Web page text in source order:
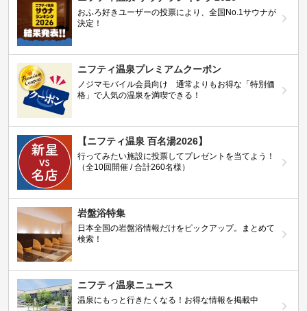
おふろ好きユーザーの投票により、全国No.1サウナが
決定！
ニフティ温泉プレミアムクーポン
ノジマモバイル会員向け 通常よりもお得な「特別価
格」で人気の温泉を満喫できる！
【ニフティ温泉 百名湯2026】
行ってみたい施設に投票してプレゼントを当てよう！
（全10回開催 / 合計260名様）
岩盤浴特集
日本全国の岩盤浴情報だけをピックアップ。まとめて
検索！
ニフティ温泉ニュース
温泉にもっと行きたくなる！お得な情報を掲載中